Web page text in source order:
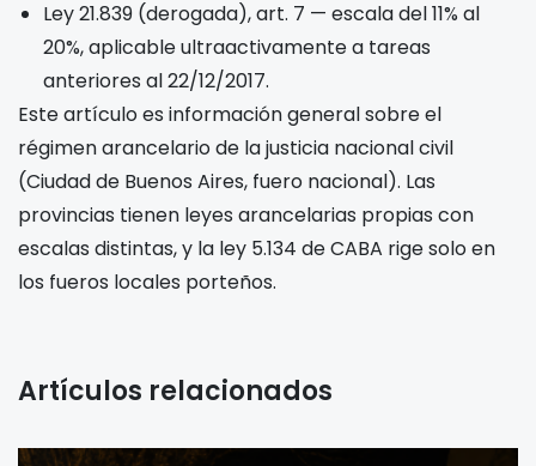
Ley 21.839 (derogada), art. 7 — escala del 11% al
20%, aplicable ultraactivamente a tareas
anteriores al 22/12/2017.
Este artículo es información general sobre el
régimen arancelario de la justicia nacional civil
(Ciudad de Buenos Aires, fuero nacional). Las
provincias tienen leyes arancelarias propias con
escalas distintas, y la ley 5.134 de CABA rige solo en
los fueros locales porteños.
Artículos relacionados